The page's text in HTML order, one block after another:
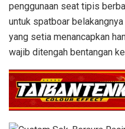
penggunaan seat tipis
untuk spatboar
yang setia menancapkan
wajib ditengah bentangan